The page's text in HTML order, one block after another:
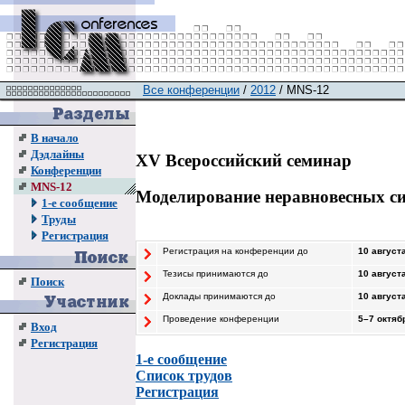
В начало
Дэдлайны
Конференции
MNS-12
1-е сообщение
Труды
Регистрация
Поиск
Вход
Регистрация
Все конференции / 2012 / MNS-12
XV Всероссийский семинар
Моделирование неравновесных
Регистрация на конференции до 10
Тезисы принимаются до 10
Доклады принимаются до 10
Проведение конференции 5–7
1-е сообщение
Список трудов
Регистрация